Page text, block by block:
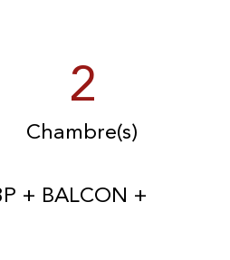
2
Chambre(s)
+ BALCON +